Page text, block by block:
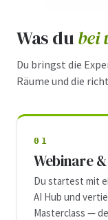
Was dubei
Du bringst die
Räume und die
01
Webinare
Du startest mit
AI Hub und
Masterclass —